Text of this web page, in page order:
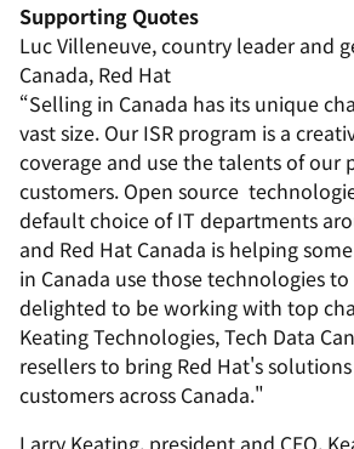
Supporting Quotes
Luc Villeneuve, country leader and
Canada, Red Hat
“Selling in Canada has its unique
vast size. Our ISR program is a
coverage and use the talents of our
customers. Open source
default choice of IT departments
and Red Hat Canada is helping
in Canada use those technologies
delighted to be working with top
Keating Technologies, Tech Data
resellers to bring Red Hat's
customers across Canada."
Larry Keating, president and CEO,